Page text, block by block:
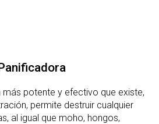
más potente y efectivo que existe,
permite destruir cualquier
al igual que moho, hongos,